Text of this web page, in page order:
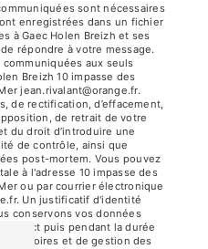
sont nécessaires
enregistrées dans un fichier
à Gaec Holen Breizh et ses
répondre à votre message.
aux seuls
Breizh 10 impasse des
jean.rivalant@orange.fr.
de rectification, d’effacement,
de retrait de votre
du droit d’introduire une
de contrôle, ainsi que
post-mortem. Vous pouvez
à l'adresse 10 impasse des
ou par courrier électronique
Un justificatif d'identité
conservons vos données
puis pendant la durée
et de gestion des